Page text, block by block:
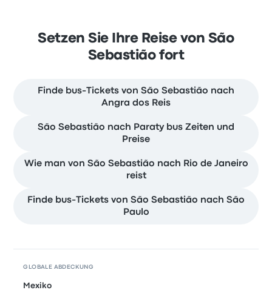
Setzen Sie Ihre Reise von São
Sebastião fort
Finde bus-Tickets von São Sebastião nach
Angra dos Reis
São Sebastião nach Paraty bus Zeiten und
Preise
Wie man von São Sebastião nach Rio de Janeiro
reist
Finde bus-Tickets von São Sebastião nach São
Paulo
GLOBALE ABDECKUNG
Mexiko